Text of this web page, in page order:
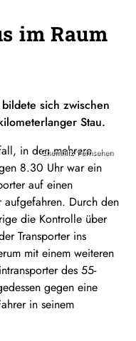
im Raum
sich zwischen
Stau.
Chemnitz Fernsehen
in den mehrere
8.30 Uhr war ein
auf einen
aufgefahren. Durch den
die Kontrolle über
Transporter ins
mit einem weiteren
des 55-
gegen eine
in seinem